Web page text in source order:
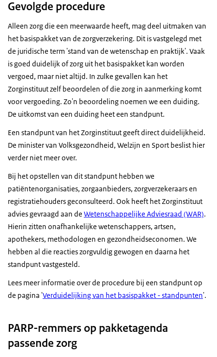
Gevolgde procedure
Alleen zorg die een meerwaarde heeft, mag deel uitmaken van
het basispakket van de zorgverzekering. Dit is vastgelegd met
de juridische term 'stand van de wetenschap en praktijk'. Vaak
is goed duidelijk of zorg uit het basispakket kan worden
vergoed, maar niet altijd. In zulke gevallen kan het
Zorginstituut zelf beoordelen of die zorg in aanmerking komt
voor vergoeding. Zo'n beoordeling noemen we een duiding.
De uitkomst van een duiding heet een standpunt.
Een standpunt van het Zorginstituut geeft direct duidelijkheid.
De minister van Volksgezondheid, Welzijn en Sport beslist hier
verder niet meer over.
Bij het opstellen van dit standpunt hebben we
patiëntenorganisaties, zorgaanbieders, zorgverzekeraars en
registratiehouders geconsulteerd. Ook heeft het Zorginstituut
advies gevraagd aan de Wetenschappelijke Adviesraad (WAR).
Hierin zitten onafhankelijke wetenschappers, artsen,
apothekers, methodologen en gezondheidseconomen. We
hebben al die reacties zorgvuldig gewogen en daarna het
standpunt vastgesteld.
Lees meer informatie over de procedure bij een standpunt op
de pagina 'Verduidelijking van het basispakket - standpunten'.
PARP-remmers op pakketagenda
passende zorg